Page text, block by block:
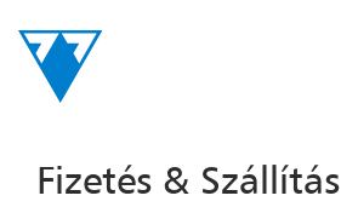
Fizetés & Szállítás